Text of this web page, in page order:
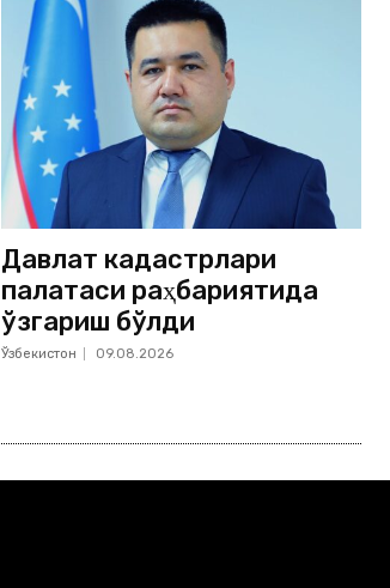
Давлат кадастрлари
палатаси раҳбариятида
ўзгариш бўлди
Ўзбекистон 09.08.2026